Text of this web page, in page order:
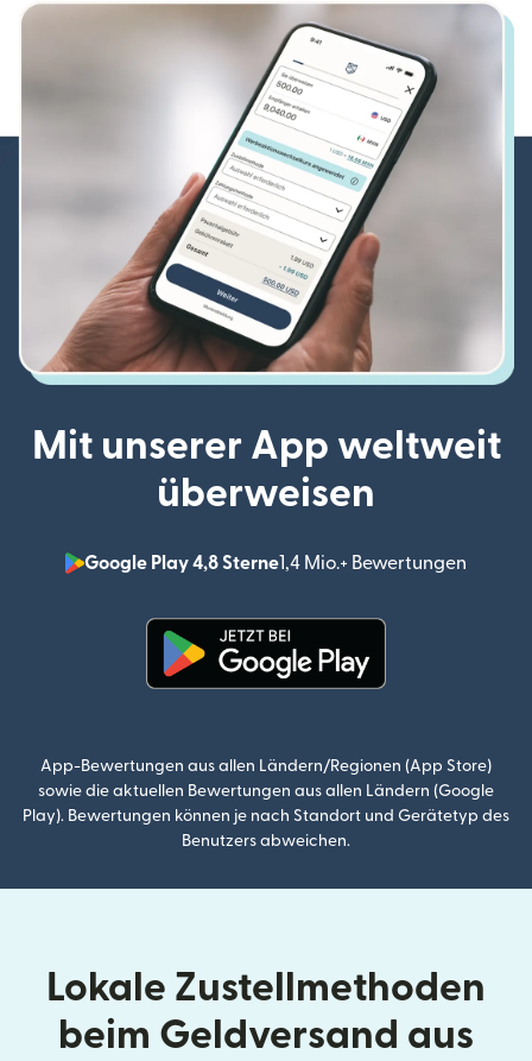
Mit unserer App weltweit
überweisen
Google Play 4,8 Sterne1,4 Mio.+ Bewertungen
App-Bewertungen aus allen Ländern/Regionen (App Store)
sowie die aktuellen Bewertungen aus allen Ländern (Google
Play). Bewertungen können je nach Standort und Gerätetyp des
Benutzers abweichen.
Lokale Zustellmethoden
beim Geldversand aus